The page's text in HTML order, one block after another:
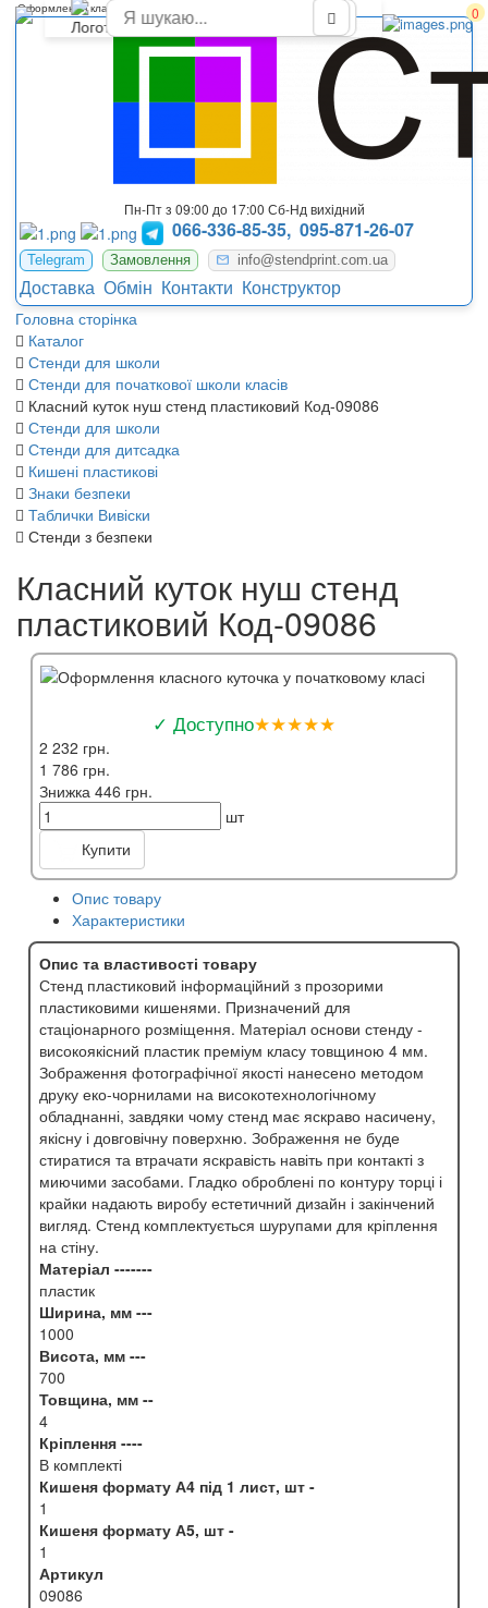
0
Пн-Пт з 09:00 до 17:00 Сб-Нд вихідний
066-336-85-35, 095-871-26-07
Telegram Замовлення info@stendprint.com.ua
Доставка Обмін Контакти Конструктор
Головна сторінка
Каталог
Стенди для школи
Стенди для початкової школи класів
Класний куток нуш стенд пластиковий Код-09086
Стенди для школи
Стенди для дитсадка
Кишені пластикові
Знаки безпеки
Таблички Вивіски
Стенди з безпеки
Оформлення класного куточка у початковому класі
Класний куток нуш стенд
пластиковий Код-09086
✓ Доступно★★★★★
2 232 грн.
1 786 грн.
Знижка 446 грн.
шт
Купити
Опис товару
Характеристики
Опис та властивості товару
Стенд пластиковий інформаційний з прозорими
пластиковими кишенями. Призначений для
стаціонарного розміщення. Матеріал основи стенду -
високоякісний пластик преміум класу товщиною 4 мм.
Зображення фотографічної якості нанесено методом
друку еко-чорнилами на високотехнологічному
обладнанні, завдяки чому стенд має яскраво насичену,
якісну і довговічну поверхню. Зображення не буде
стиратися та втрачати яскравість навіть при контакті з
миючими засобами. Гладко оброблені по контуру торці і
крайки надають виробу естетичний дизайн і закінчений
вигляд. Стенд комплектується шурупами для кріплення
на стіну.
Матеріал -------
пластик
Ширина, мм ---
1000
Висота, мм ---
700
Товщина, мм --
4
Кріплення ----
В комплекті
Кишеня формату А4 під 1 лист, шт -
1
Кишеня формату А5, шт -
1
Артикул
09086